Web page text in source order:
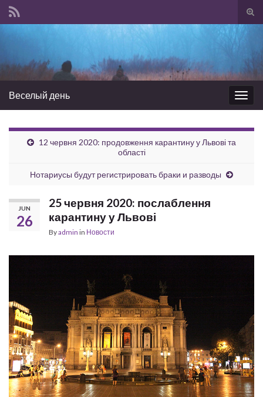
Веселый день
12 червня 2020: продовження карантину у Львові та
області
Нотариусы будут регистрировать браки и разводы
JUN
26
25 червня 2020: послаблення
карантину у Львові
Byadmin in Новости